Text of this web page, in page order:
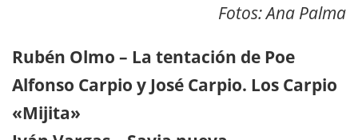
Fotos: Ana Palma
Rubén Olmo – La tentación de Poe
Alfonso Carpio y José Carpio. Los Carpio
«Mijita»